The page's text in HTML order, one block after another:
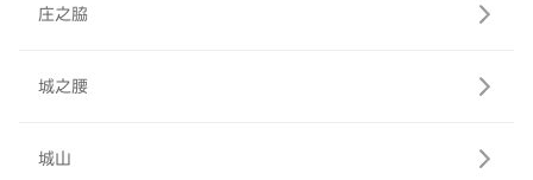
庄之脇
城之腰
城山